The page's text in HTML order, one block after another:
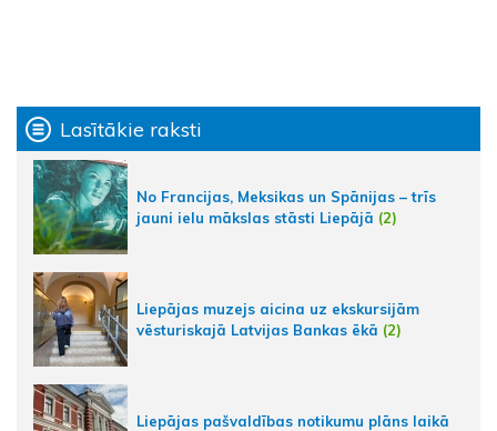
Lasītākie raksti
No Francijas, Meksikas un Spānijas – trīs
jauni ielu mākslas stāsti Liepājā (2)
Liepājas muzejs aicina uz ekskursijām
vēsturiskajā Latvijas Bankas ēkā (2)
Liepājas pašvaldības notikumu plāns laikā